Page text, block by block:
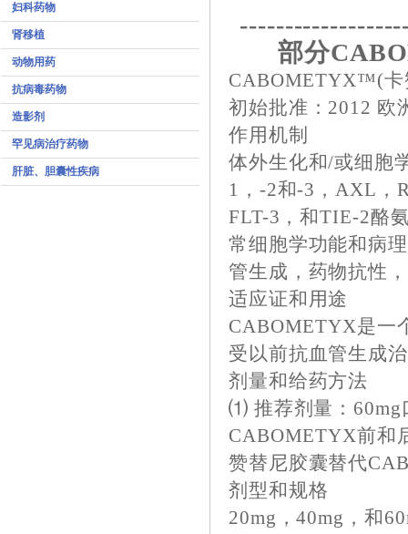
妇科药物
肾移植
动物用药
抗病毒药物
造影剂
罕见病治疗药物
肝脏、胆囊性疾病
部分
CABOMETYX™(卡
初始批准：2012 欧
作用机制
体外生化和/或细胞
1，-2和-3，AXL，
FLT-3，和TIE-2酪
常细胞学功能和病
管生成，药物抗性
适应证和用途
CABOMETYX是一
受以前抗血管生成
剂量和给药方法
⑴ 推荐剂量：60mg
CABOMETYX前和
赞替尼胶囊替代
剂型和规格
20mg，40mg，和